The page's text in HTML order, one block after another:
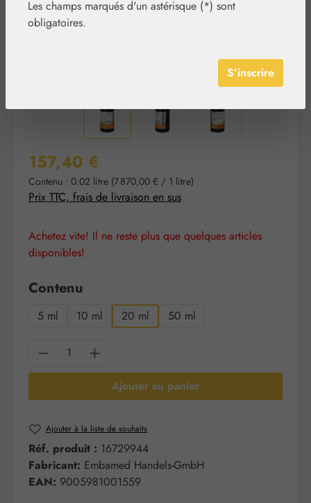
Prix régulier :
157,40 €
Contenu : 0.02 litre (7 870,00 € / 1 litre)
Prix TTC, frais de livraison en sus
Achetez vite! Il ne reste plus que quelques articles
disponibles!
Sélectionnez
Contenu
5 ml 10 ml 20 ml 50 ml
Quantité de produit : Entrez la quantité
Ajouter au panier
Ajouter à la liste de souhaits
Réf. produit : 16729944
Fabricant: Embamed Handels-GmbH
EAN: 9005981001559
Les champs marqués d'un astérisque (*) sont
obligatoires.
S’inscrire